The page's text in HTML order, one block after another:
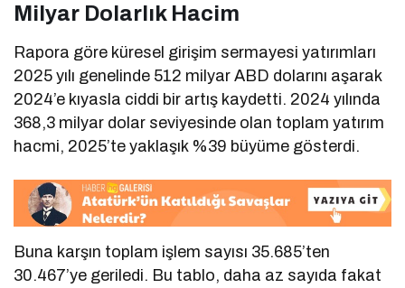
Milyar Dolarlık Hacim
Rapora göre küresel girişim sermayesi yatırımları
2025 yılı genelinde 512 milyar ABD dolarını aşarak
2024’e kıyasla ciddi bir artış kaydetti. 2024 yılında
368,3 milyar dolar seviyesinde olan toplam yatırım
hacmi, 2025’te yaklaşık %39 büyüme gösterdi.
Buna karşın toplam işlem sayısı 35.685’ten
30.467’ye geriledi. Bu tablo, daha az sayıda fakat